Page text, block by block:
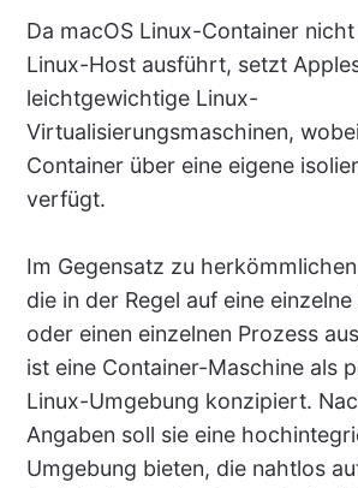
Da macOS Linux-Container
Linux-Host ausführt, setzt
leichtgewichtige Linux-
Virtualisierungsmaschinen,
Container über eine eigene
verfügt.
Im Gegensatz zu
die in der Regel auf eine
oder einen einzelnen Prozess
ist eine Container-Maschine als
Linux-Umgebung konzipiert.
Angaben soll sie eine
Umgebung bieten, die nahtlos